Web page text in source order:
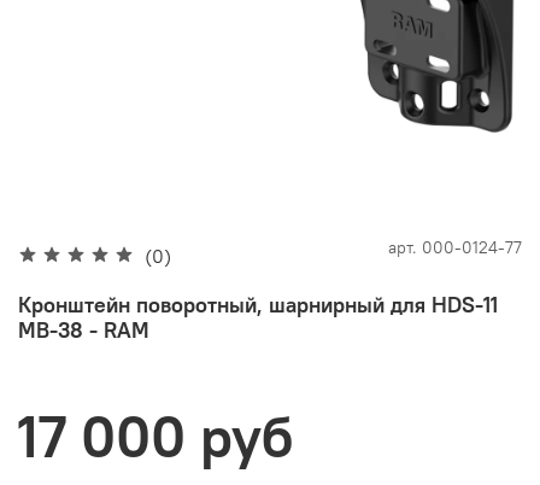
(0) арт. 000-0124-77
Кронштейн поворотный, шарнирный для HDS-11
MB-38 - RAM
17 000 руб